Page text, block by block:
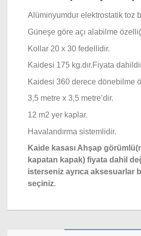
Alüminyumdur elektrostatik toz
Güneşe göre açı alabilme
Kollar 20 x 30 fedellidir.
Kaidesi 175 kg.dır.Fiyata
Kaidesi 360 derece dönebilme
3,5 metre x 3,5 metre’dir.
12 m2 yer kaplar.
Havalandırma sistemlidir.
Kaide kasası Ahşap
kapatan kapak) fiyata dahil
isterseniz ayrıca aksesuarlar
seçiniz.
3,5m x 3,5m Yandan Gövdeli Şemsiye